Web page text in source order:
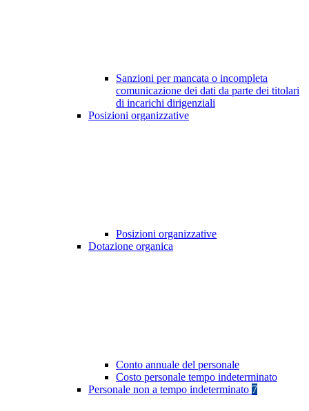
Sanzioni per mancata o incompleta
comunicazione dei dati da parte dei titolari
di incarichi dirigenziali
Posizioni organizzative
Posizioni organizzative
Dotazione organica
Conto annuale del personale
Costo personale tempo indeterminato
Personale non a tempo indeterminato 7